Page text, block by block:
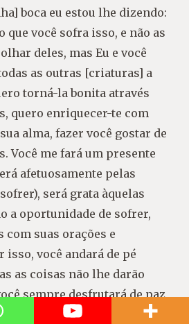
boca eu estou lhe dizendo:
que você sofra isso, e não as
deles, mas Eu e você
as outras [criaturas] a
torná-la bonita através
quero enriquecer-te com
alma, fazer você gostar de
Você me fará um presente
afetuosamente pelas
será grata àquelas
a oportunidade de sofrer,
com suas orações e
isso, você andará de pé
as coisas não lhe darão
sempre desfrutará de paz